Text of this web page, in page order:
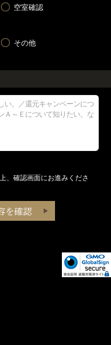
空室確認
その他
、確認画面にお進みくださ